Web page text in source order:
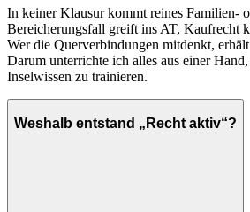
In keiner Klausur kommt reines Familien-
Bereicherungsfall greift ins AT, Kaufrecht
Wer die Querverbindungen mitdenkt,
Darum unterrichte ich alles aus einer
Inselwissen zu trainieren.
Weshalb entstand „Recht aktiv“?